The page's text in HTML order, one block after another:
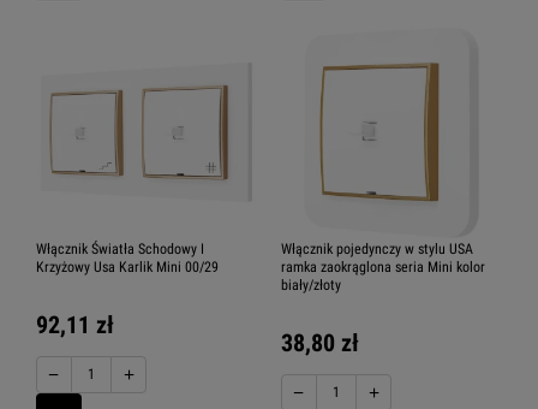
Włącznik Światła Schodowy I
Krzyżowy Usa Karlik Mini 00/29
92,11 zł
− +
Włącznik pojedynczy w stylu USA
ramka zaokrąglona seria Mini kolor
biały/złoty
38,80 zł
− +